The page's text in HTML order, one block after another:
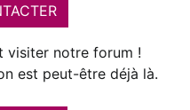
visiter notre forum !
est peut-être déjà là.